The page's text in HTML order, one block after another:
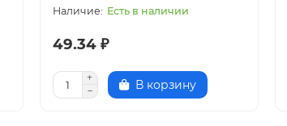
Есть в наличии
49.34 ₽
В корзину